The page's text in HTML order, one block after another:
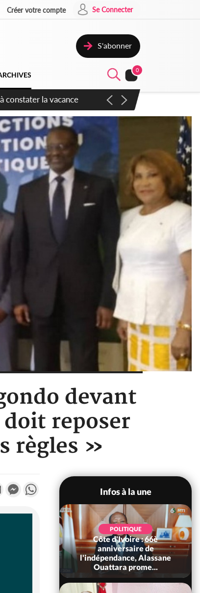
Créer votre compte Se Connecter
S'abonner
0
devant
reposer
règles »
Gmail MessengerWhatsApp
Infos à la une
Hiram
conseil
POLITIQUE
Côte d'Ivoire : 66è
anniversaire de
l'indépendance, Alassane
Ouattara prome...